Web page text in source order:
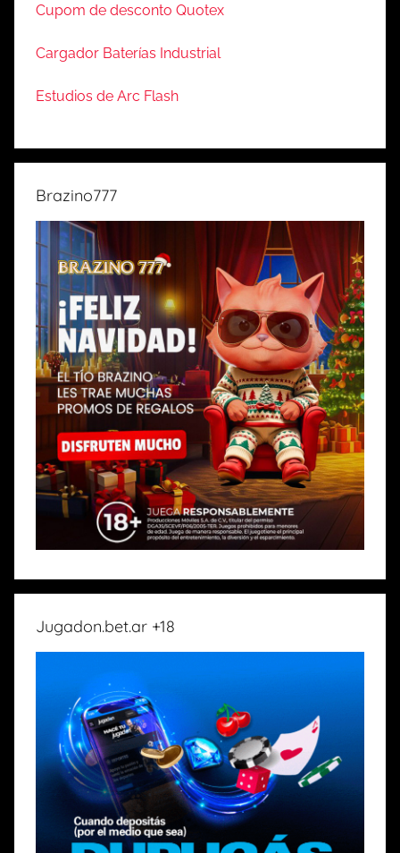
Cupom de desconto Quotex
Cargador Baterías Industrial
Estudios de Arc Flash
Brazino777
Jugadon.bet.ar +18